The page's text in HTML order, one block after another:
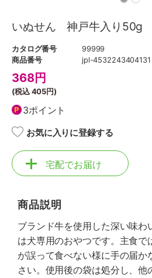
いぬせん 神戸牛入り50g
カタログ番号
99999
商品番号
jpl-4532243404131
368円
(税込405円)
3ポイント
お気に入りに登録する
宅配でお届け
商品説明
ブランド牛を使用した深い味わ
は犬専用のおやつです。主食で
が誤って食べない様に手の届か
さい。使用後の袋は処分し、他